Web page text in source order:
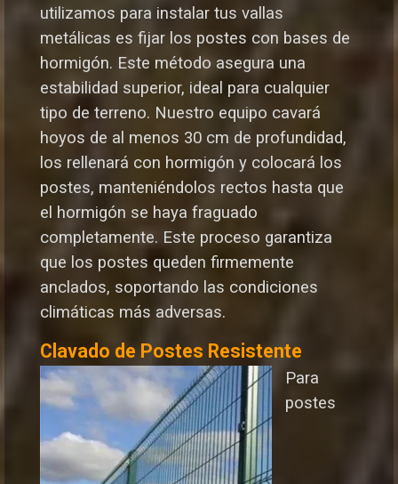
utilizamos para instalar tus vallas
metálicas es fijar los postes con bases de
hormigón. Este método asegura una
estabilidad superior, ideal para cualquier
tipo de terreno. Nuestro equipo cavará
hoyos de al menos 30 cm de profundidad,
los rellenará con hormigón y colocará los
postes, manteniéndolos rectos hasta que
el hormigón se haya fraguado
completamente. Este proceso garantiza
que los postes queden firmemente
anclados, soportando las condiciones
climáticas más adversas.
Clavado de Postes Resistente
Para
postes